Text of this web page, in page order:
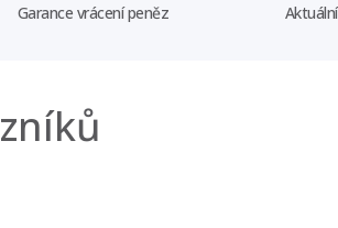
Garance vrácení peněz